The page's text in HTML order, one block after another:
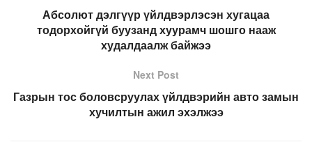
Абсолют дэлгүүр үйлдвэрлэсэн хугацаа
тодорхойгүй буузанд хуурамч шошго нааж
худалдаалж байжээ
Next Post
Газрын тос боловсруулах үйлдвэрийн авто замын
хучилтын ажил эхэлжээ